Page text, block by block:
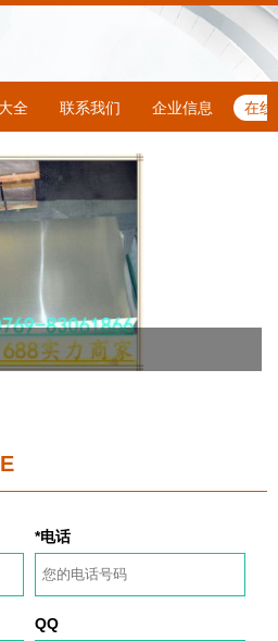
全 联系我们 企业信息 在线
*电话
QQ